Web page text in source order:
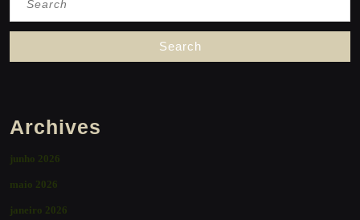
Archives
junho 2026
maio 2026
janeiro 2026